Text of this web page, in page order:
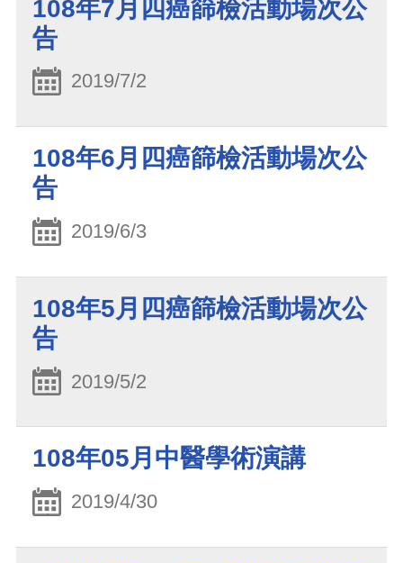
108年7月四癌篩檢活動場次公
告
2019/7/2
108年6月四癌篩檢活動場次公
告
2019/6/3
108年5月四癌篩檢活動場次公
告
2019/5/2
108年05月中醫學術演講
2019/4/30